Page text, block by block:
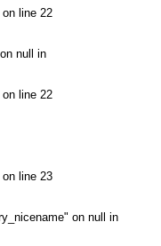
on line 22
null in
on line 22
on line 23
on null in